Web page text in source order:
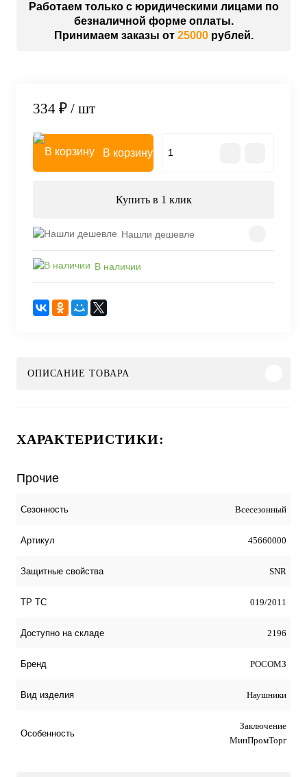
Работаем только с юридическими лицами по
безналичной форме оплаты.
Принимаем заказы от 25000рублей.
334 ₽ / шт
В корзину
Купить в 1 клик
Нашли дешевле
В наличии
ОПИСАНИЕ ТОВАРА
ХАРАКТЕРИСТИКИ:
Прочие
Сезонность Всесезонный
Артикул 45660000
Защитные свойства SNR
ТР ТС 019/2011
Доступно на складе 2196
Бренд РОСОМЗ
Вид изделия Наушники
Особенность
Заключение
МинПромТорг